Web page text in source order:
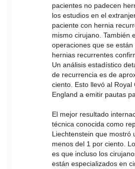
pacientes no padecen
los estudios en el
paciente con hernia
mismo cirujano. También
operaciones que se
hernias recurrentes
Un análisis estadístico
de recurrencia es de
ciento. Esto llevó al
England a emitir pautas
El mejor resultado
técnica conocida como
Liechtenstein que mostró
menos del 1 por ciento.
es que incluso los
están especializados en